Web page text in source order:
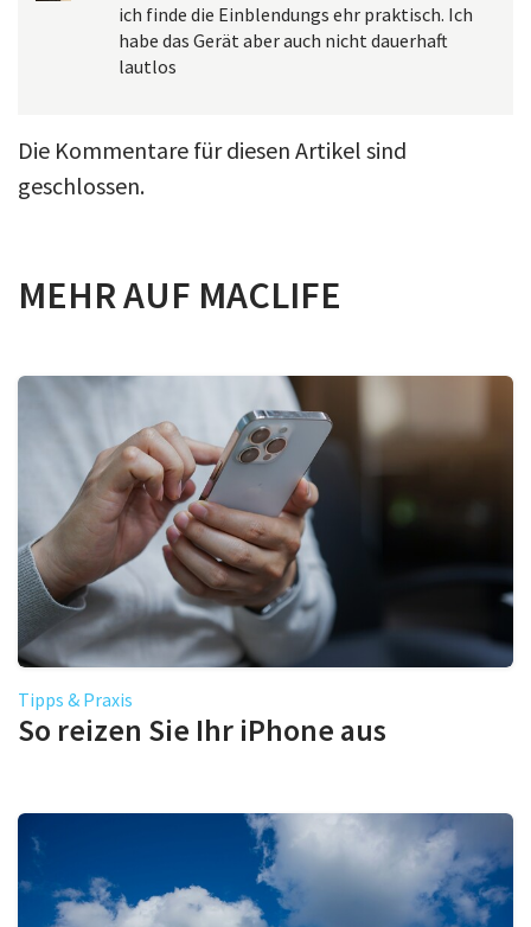
ich finde die Einblendungs ehr praktisch. Ich
habe das Gerät aber auch nicht dauerhaft
lautlos
Die Kommentare für diesen Artikel sind
geschlossen.
MEHR AUF MACLIFE
Tipps & Praxis
So reizen Sie Ihr iPhone aus